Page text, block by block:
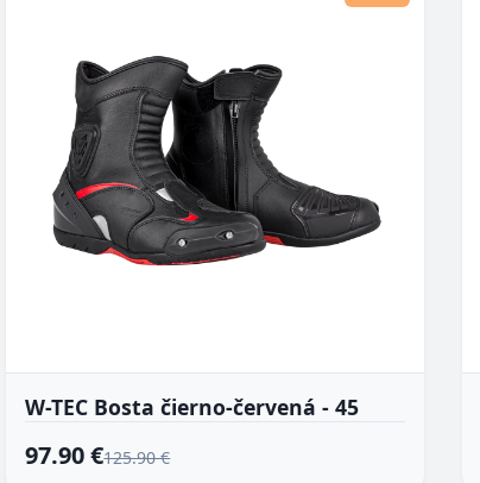
W-TEC Bosta čierno-červená - 45
97.90 €125.90 €